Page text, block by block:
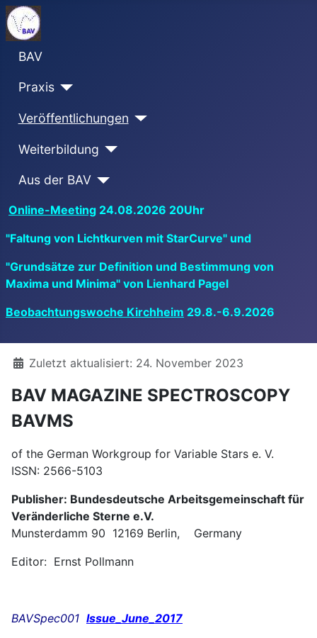
BAV
Praxis
Veröffentlichungen
Weiterbildung
Aus der BAV
Online-Meeting 24.08.2026 20Uhr
"Faltung von Lichtkurven mit StarCurve" und
"Grundsätze zur Definition und Bestimmung von
Maxima und Minima" von Lienhard Pagel
Beobachtungswoche Kirchheim 29.8.-6.9.2026
DetailsZuletzt aktualisiert: 24. November 2023
BAV MAGAZINE SPECTROSCOPY
BAVMS
of the German Workgroup for Variable Stars e. V.
ISSN: 2566-5103
Publisher: Bundesdeutsche Arbeitsgemeinschaft für
Veränderliche Sterne e.V.
Munsterdamm 90 12169 Berlin, Germany
Editor: Ernst Pollmann
BAVSpec001 Issue_June_2017